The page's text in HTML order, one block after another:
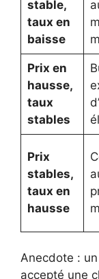
stable,
taux en
baisse
Prix en
hausse,
taux
stables
Prix
stables,
taux en
hausse
Anecdote :
accepté une